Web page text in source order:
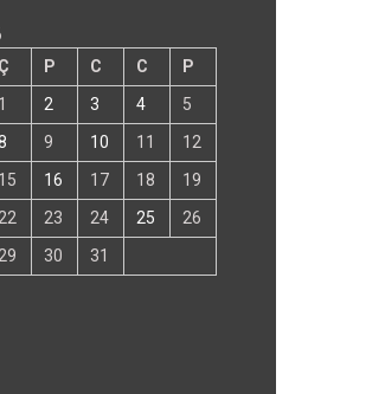
Ç P C C
P
1
2 3 4
5
9 10 11
12
15 16 17 18
19
22 23 24 25
26
29 30 31